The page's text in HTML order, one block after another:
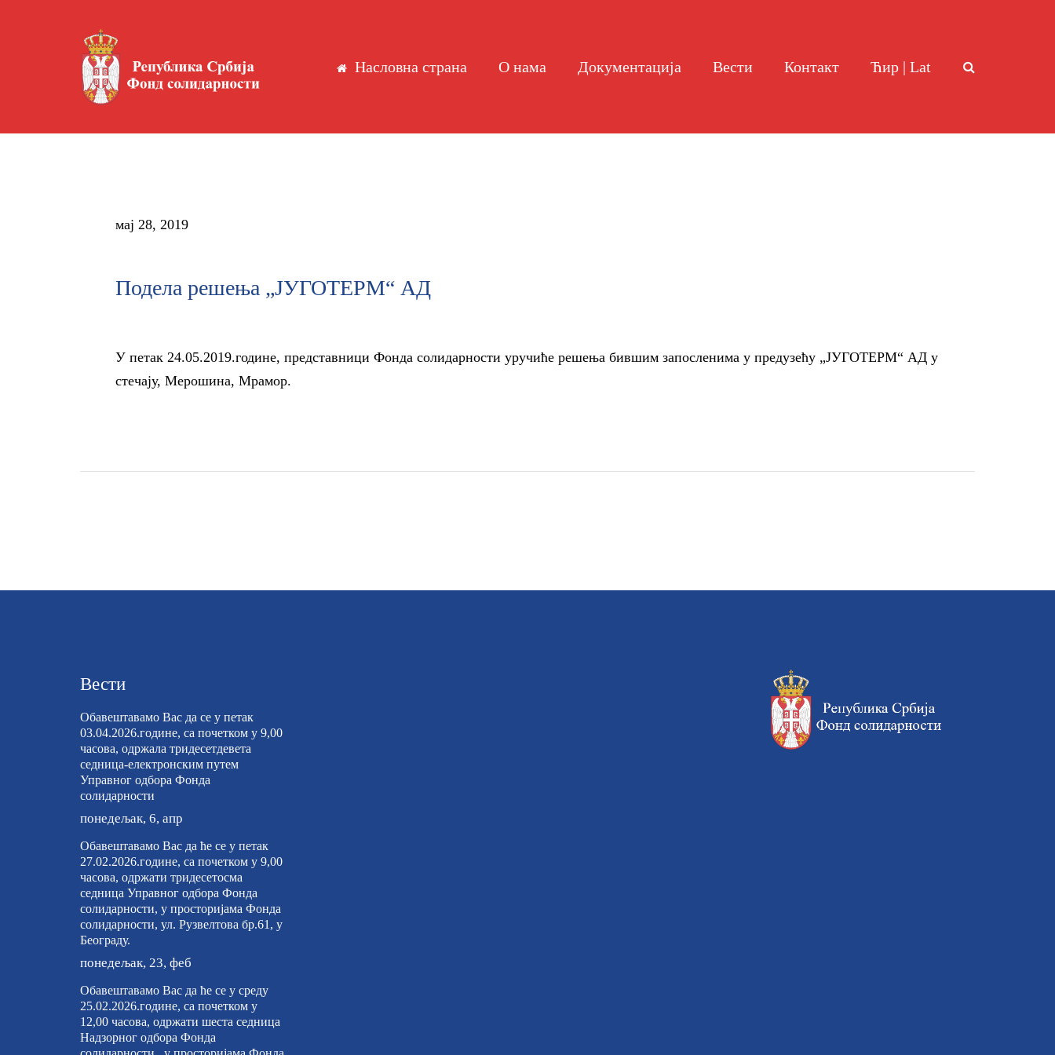
Насловна страна О нама Документација Вести Контакт Ћир | Lat
мај 28, 2019
Подела решења „ЈУГОТЕРМ“ АД
У петак 24.05.2019.године, представници Фонда солидарности уручиће решења бившим запосленима у предузећу „ЈУГОТЕРМ“ АД у
стечају, Мерошина, Мрамор.
Вести
Обавештавамо Вас да се у петак
03.04.2026.године, са почетком у 9,00
часова, одржала тридесетдевета
седница-електронским путем
Управног одбора Фонда
солидарности
понедељак, 6, апр
Обавештавамо Вас да ће се у петак
27.02.2026.године, са почетком у 9,00
часова, одржати тридесетосма
седница Управног одбора Фонда
солидарности, у просторијама Фонда
солидарности, ул. Рузвелтова бр.61, у
Београду.
понедељак, 23, феб
Обавештавамо Вас да ће се у среду
25.02.2026.године, са почетком у
12,00 часова, одржати шеста седница
Надзорног одбора Фонда